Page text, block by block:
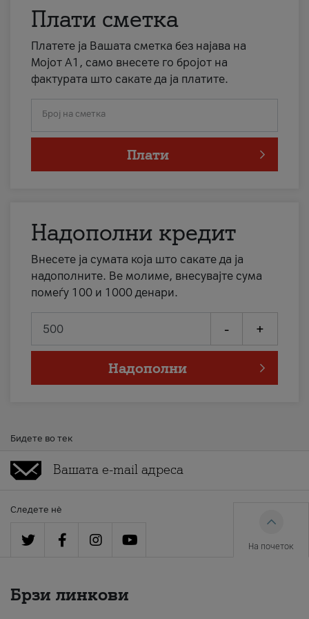
Плати сметка
Платете ја Вашата сметка без најава на
Мојот А1, само внесете го бројот на
фактурата што сакате да ја платите.
Број на сметка
Плати
Надополни кредит
Внесете ја сумата која што сакате да ја
надополните. Ве молиме, внесувајте сума
помеѓу 100 и 1000 денари.
- +
Надополни
Бидете во тек
Следете нè
На почеток
Брзи линкови